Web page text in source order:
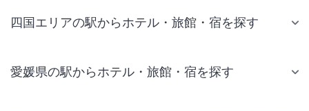
四国エリアの駅からホテル・旅館・宿を探す
愛媛県の駅からホテル・旅館・宿を探す